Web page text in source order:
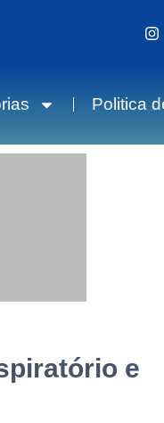
Politica
e